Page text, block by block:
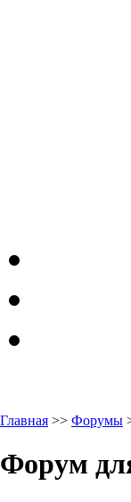
Главная >> Форумы
Форум